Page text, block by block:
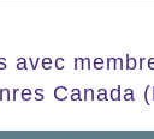
avec
Canada